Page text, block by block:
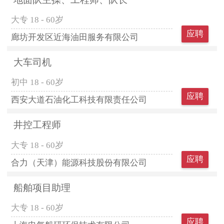
大专 18 - 60岁
廊坊开发区近海油田服务有限公司
应聘
大车司机
初中 18 - 60岁
西安大道石油化工科技有限责任公司
应聘
井控工程师
大专 18 - 60岁
合力（天津）能源科技股份有限公司
应聘
船舶项目助理
大专 18 - 60岁
应聘